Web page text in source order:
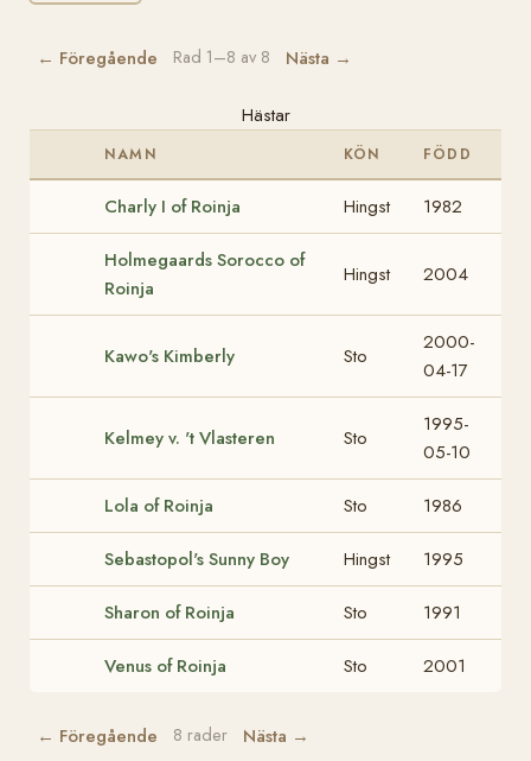
← Föregående Rad 1–8 av 8 Nästa →
Hästar
NAMN KÖN FÖDD
Charly I of Roinja Hingst 1982
Holmegaards Sorocco of
Roinja
Hingst 2004
Kawo's Kimberly Sto
2000-
04-17
Kelmey v. 't Vlasteren Sto
1995-
05-10
Lola of Roinja Sto 1986
Sebastopol's Sunny Boy Hingst 1995
Sharon of Roinja Sto 1991
Venus of Roinja Sto 2001
← Föregående 8 rader Nästa →